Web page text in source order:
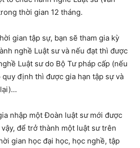
thời gian 12 tháng.
gian tập sự, bạn sẽ tham gia kỳ
nghề Luật sư và nếu đạt thì được
Luật sư do Bộ Tư pháp cấp (nếu
định thì được gia hạn tập sự và
nhập một Đoàn luật sư mới được
để trở thành một luật sư trên
gian học đại học, học nghề, tập